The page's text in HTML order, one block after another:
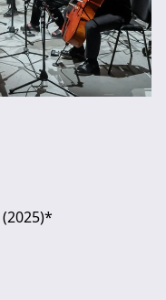
(2025)*